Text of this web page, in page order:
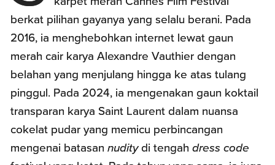
berkat pilihan gayanya yang selalu berani. Pada
2016, ia menghebohkan internet lewat gaun
merah cair karya Alexandre Vauthier dengan
belahan yang menjulang hingga ke atas tulang
pinggul. Pada 2024, ia mengenakan gaun koktail
transparan karya Saint Laurent dalam nuansa
cokelat pudar yang memicu perbincangan
mengenai batasannuditydi tengahdress code